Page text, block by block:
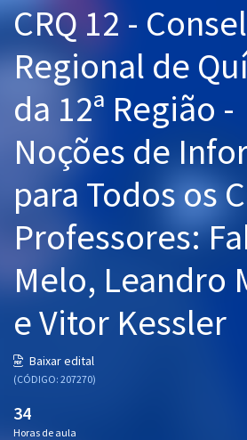
Cursos 20% OFF
Pós
Graduação
OAB
Questões grátis
Aprovados
Atendimento
CRQ 12 -
Regional de
da 12ª Região -
Noções de
para Todos os
Professores:
Melo, Leandro
e Vitor Kessler
Baixar edital
(CÓDIGO: 207270)
34
Horas de aula